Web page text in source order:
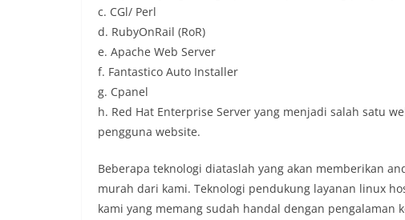
c. CGl/ Perl
d. RubyOnRail (RoR)
e. Apache Web Server
f. Fantastico Auto Installer
g. Cpanel
h. Red Hat Enterprise Server yang menjadi salah satu
pengguna website.
Beberapa teknologi diataslah yang akan memberikan
murah dari kami. Teknologi pendukung layanan linux
kami yang memang sudah handal dengan